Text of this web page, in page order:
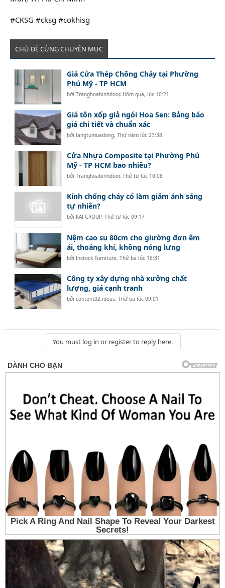
#CKSG #cksg #cokhisg
CHỦ ĐỀ CÙNG CHUYÊN MỤC
Giá Cửa Thép Chống Cháy tại Phường
Phú Mỹ - TP HCM
bởiTranghoabinhdoor, Hôm qua, lúc 10:21
Giá tôn xốp giả ngói Hoa Sen: Bảng báo
giá chi tiết và chuẩn xác
bởilangtumuadong,Thứ năm lúc 23:38
Cửa Nhựa Composite tại Phường Phú
Mỹ - TP HCM bao nhiêu?
bởiTranghoabinhdoor,Thứ tư lúc 10:08
Kính chống cháy có làm giảm ánh sáng
tự nhiên?
bởi KAI GROUP,Thứ tư lúc 09:17
Nệm cao su 80cm cho giường đơn êm
ái, thoáng khí, không nóng lưng
bởiInstock Furniture,Thứ ba lúc 16:31
Công ty xây dựng nhà xưởng chất
lượng, giá cạnh tranh
bởicontent02.ideas,Thứ ba lúc 09:01
You must log in or register to reply here.